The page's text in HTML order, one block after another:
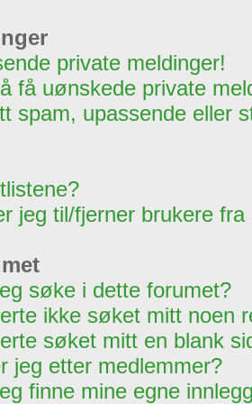
private meldinger!
få uønskede private
spam, upassende eller
jeg til/fjerner brukere
søke i dette forumet?
ikke søket mitt noen
søket mitt en blank
jeg etter medlemmer?
finne mine egne